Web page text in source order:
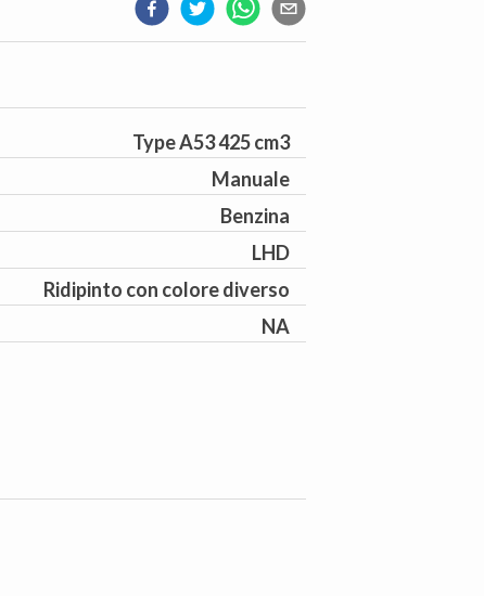
Type A53 425 cm3
Manuale
Benzina
LHD
Ridipinto con colore diverso
NA